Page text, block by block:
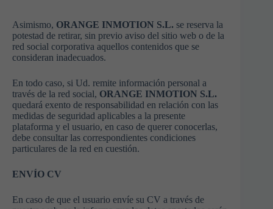
Asimismo, ORANGE INMOTION S.L. se reserva la
potestad de retirar, sin previo aviso del sitio web o de la
red social corporativa aquellos contenidos que se
consideran inadecuados.
En todo caso, si Ud. remite información personal a
través de la red social, ORANGE INMOTION S.L.
quedará exento de responsabilidad en relación con las
medidas de seguridad aplicables a la presente
plataforma y el usuario, en caso de querer conocerlas,
debe consultar las correspondientes condiciones
particulares de la red en cuestión.
ENVÍO CV
En caso de que el usuario envíe su CV a través de
cookies no